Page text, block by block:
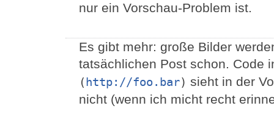
nur ein Vorschau-Problem ist.
Es gibt mehr: große Bilder
tatsächlichen Post schon. Code
( http://foo.bar) sieht in der
nicht (wenn ich micht recht